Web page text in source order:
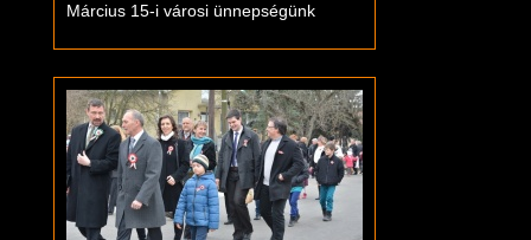
Március 15-i városi ünnepségünk